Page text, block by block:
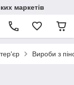
маркетів
Вироби з